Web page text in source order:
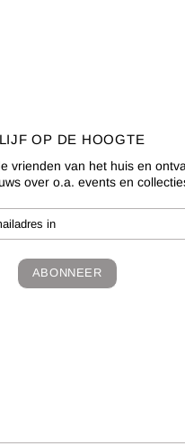
OP DE HOOGTE
vrienden van het huis en
over o.a. events en